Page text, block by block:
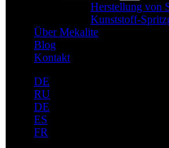
Herstellung von
Kunststoff-
Über Mekalite
Blog
Kontakt
DE
RU
DE
ES
FR